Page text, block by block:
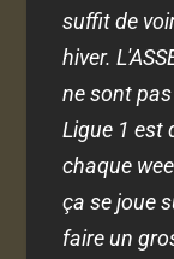
suffit de
hiver.
ne sont
Ligue 1 est
chaque
ça se joue
faire un